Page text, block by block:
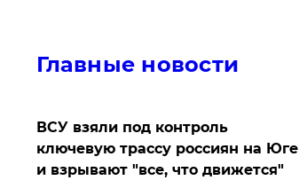
Главные новости
ВСУ взяли под контроль
ключевую трассу россиян на Юге
и взрывают "все, что движется"